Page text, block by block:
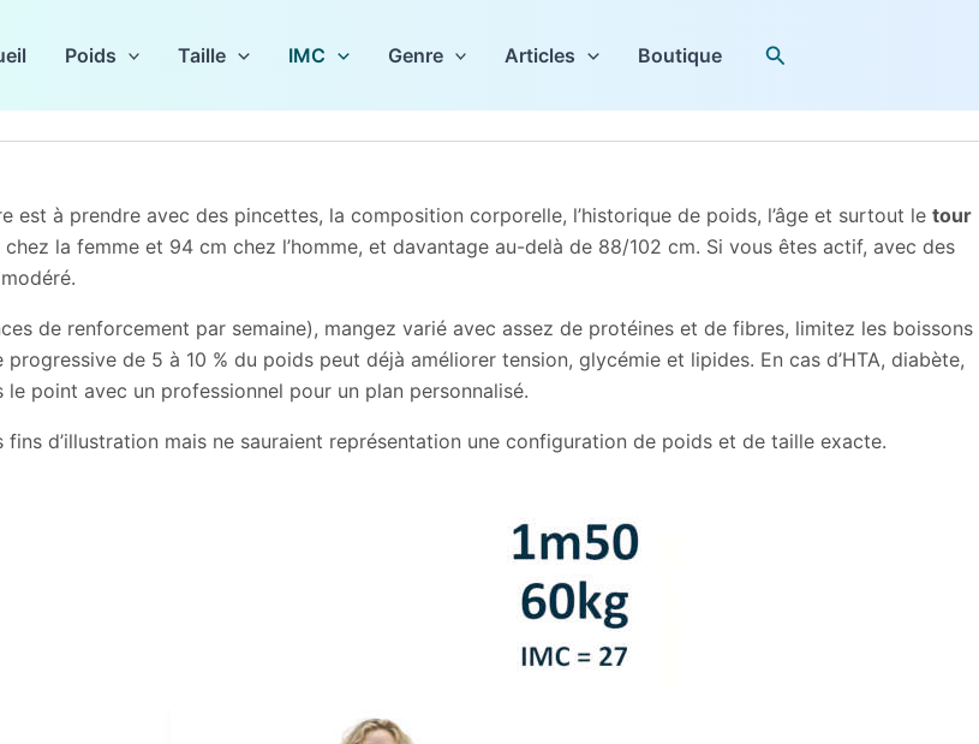
Poids Taille IMC Genre Articles Boutique Rechercher
est à prendre avec des pincettes, la composition corporelle, l’historique de poids, l’âge et surtout le tour
la femme et 94 cm chez l’homme, et davantage au-delà de 88/102 cm. Si vous êtes actif, avec des
de renforcement par semaine), mangez varié avec assez de protéines et de fibres, limitez les boissons
de 5 à 10 % du poids peut déjà améliorer tension, glycémie et lipides. En cas d’HTA, diabète,
point avec un professionnel pour un plan personnalisé.
d’illustration mais ne sauraient représentation une configuration de poids et de taille exacte.